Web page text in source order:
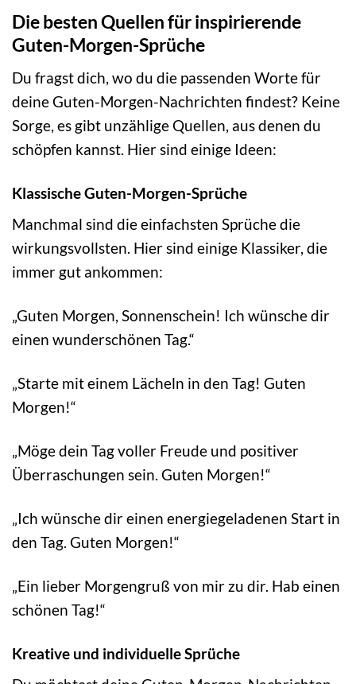
Die besten Quellen für inspirierende
Guten-Morgen-Sprüche
Du fragst dich, wo du die passenden Worte für
deine Guten-Morgen-Nachrichten findest? Keine
Sorge, es gibt unzählige Quellen, aus denen du
schöpfen kannst. Hier sind einige Ideen:
Klassische Guten-Morgen-Sprüche
Manchmal sind die einfachsten Sprüche die
wirkungsvollsten. Hier sind einige Klassiker, die
immer gut ankommen:
„Guten Morgen, Sonnenschein! Ich wünsche dir
einen wunderschönen Tag.“
„Starte mit einem Lächeln in den Tag! Guten
Morgen!“
„Möge dein Tag voller Freude und positiver
Überraschungen sein. Guten Morgen!“
„Ich wünsche dir einen energiegeladenen Start in
den Tag. Guten Morgen!“
„Ein lieber Morgengruß von mir zu dir. Hab einen
schönen Tag!“
Kreative und individuelle Sprüche